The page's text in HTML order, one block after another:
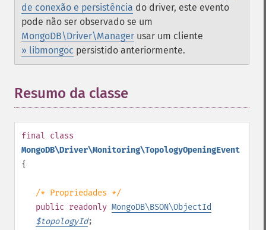
de conexão e persistência do driver, este evento
pode não ser observado se um
MongoDB\Driver\Manager usar um cliente
» libmongoc persistido anteriormente.
Resumo da classe
final class
MongoDB\Driver\Monitoring\TopologyOpeningEvent
{
/* Propriedades */
public readonly MongoDB\BSON\ObjectId
$topologyId;